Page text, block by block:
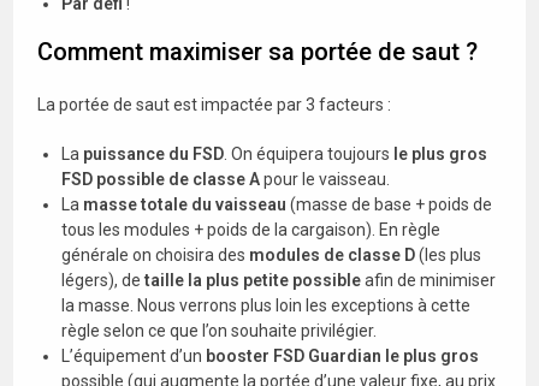
Comment maximiser sa portée de saut ?
La portée de saut est impactée par 3 facteurs :
La puissance du FSD . On équipera toujours le plus gros
FSD possible de classe Apour le vaisseau.
La masse totale du vaisseau (masse de base + poids de
tous les modules + poids de la cargaison). En règle
générale on choisira des modules de classe D(les plus
légers), detaille la plus petite possibleafin de minimiser
la masse. Nous verrons plus loin les exceptions à cette
règle selon ce que l’on souhaite privilégier.
L’équipement d’un booster FSD Guardian le plus gros
possible (qui augmente la portée d’une valeur fixe, au prix